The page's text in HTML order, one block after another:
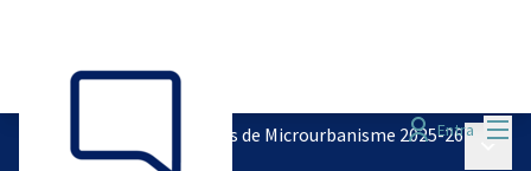
Entra
Pressupostos Participatius de Microurbanisme 2025-26
Recollida de propostes